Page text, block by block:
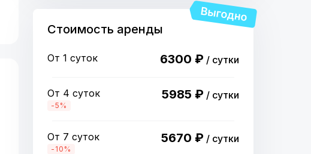
Стоимость аренды
От 1 суток 6300 ₽ / сутки
От 4 суток
-5%
5985 ₽ / сутки
От 7 суток
-10%
5670 ₽ / сутки